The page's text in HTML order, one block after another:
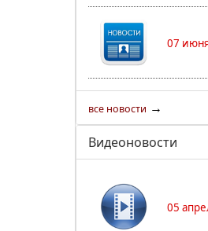
07
все новости →
Видеоновости
05